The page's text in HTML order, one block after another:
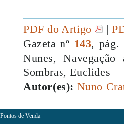
PDF do Artigo |
Gazeta nº 143, pág.
Nunes,
Sombras, Euclides
Autor(es): Nuno
Pontos de Venda